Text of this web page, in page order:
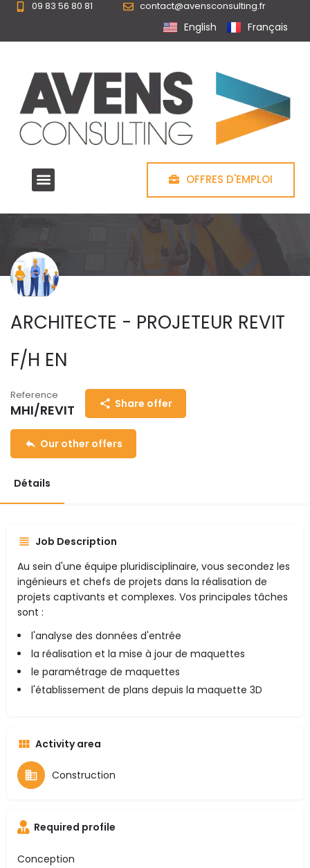
09 83 56 80 81 contact@avensconsulting.fr
English Français
OFFRES D'EMPLOI
ARCHITECTE - PROJETEUR REVIT
F/H EN
Reference
MHI/REVIT Share offer
Our other offers
Détails
Job Description
Au sein d'une équipe pluridisciplinaire, vous secondez les
ingénieurs et chefs de projets dans la réalisation de
projets captivants et complexes. Vos principales tâches
sont :
l'analyse des données d'entrée
la réalisation et la mise à jour de maquettes
le paramétrage de maquettes
l'établissement de plans depuis la maquette 3D
Activity area
Construction
Required profile
Conception
Cookies management panel